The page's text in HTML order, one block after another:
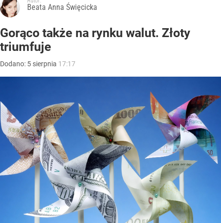
Beata Anna Święcicka
Gorąco także na rynku walut. Złoty
triumfuje
Dodano: 5 sierpnia 17:17